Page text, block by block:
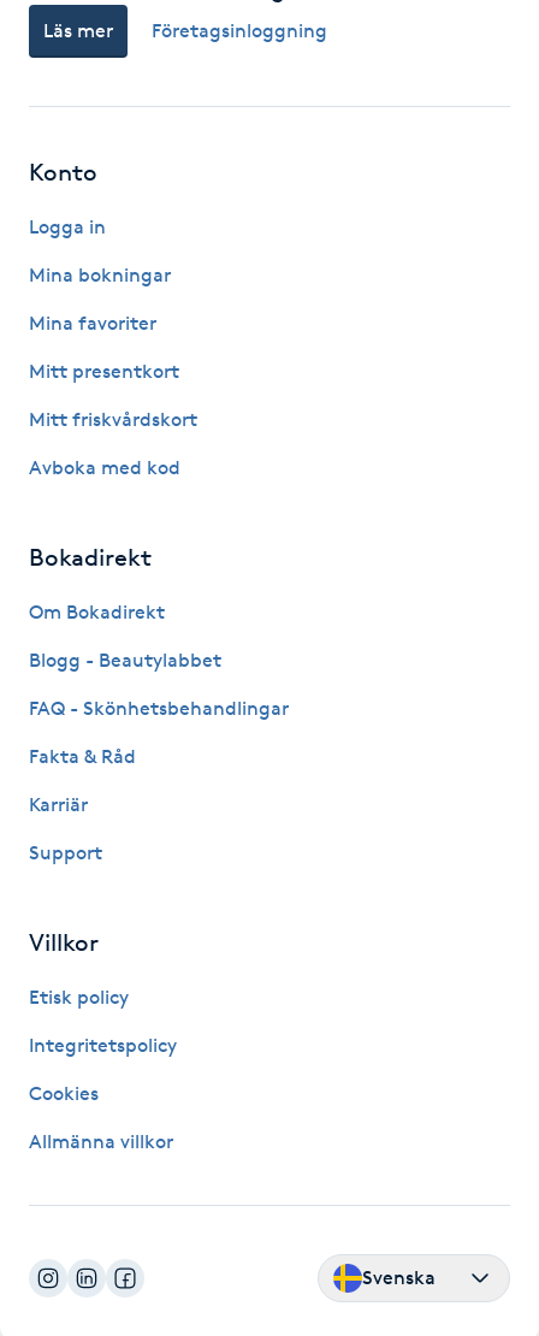
Hot Stone Massage
Hudföryngring
Huduppstramning
Hyaluronsyra
Hyperhidros
Hårborttagning
Hårförlängning
Hårvård
Hälsprickor
Läs mer Företagsinloggning
Konto
Logga in
Mina bokningar
Mina favoriter
Mitt presentkort
Mitt friskvårdskort
Avboka med kod
Bokadirekt
Om Bokadirekt
Blogg - Beautylabbet
FAQ - Skönhetsbehandlingar
Fakta & Råd
Karriär
Support
Villkor
Etisk policy
Integritetspolicy
Cookies
Allmänna villkor
Svenska